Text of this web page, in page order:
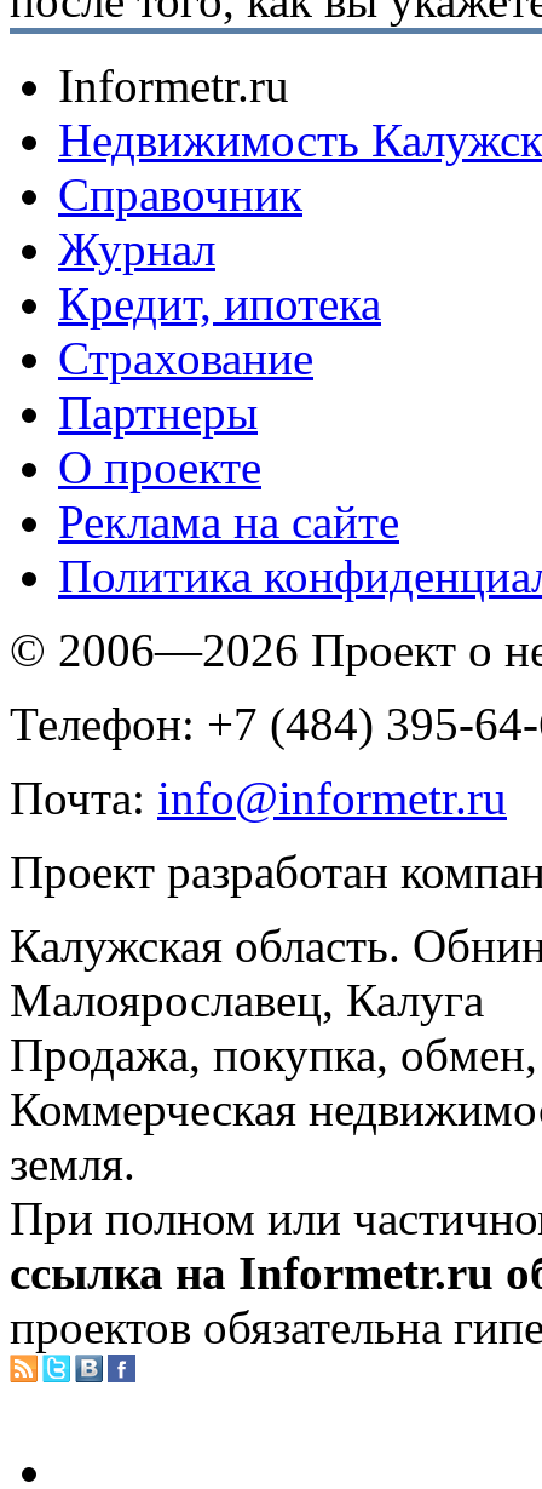
Informetr.ru
Недвижимость
Справочник
Журнал
Кредит, ипотека
Страхование
Партнеры
O проекте
Реклама на сайте
Политика
© 2006—2026 Проект о
Телефон: +7 (484) 395-
Почта: info@informetr.ru
Проект разработан
Калужская область.
Малоярославец, Калуга
Продажа, покупка, обмен,
Коммерческая
земля.
При полном или
ссылка на Informetr.ru
проектов обязательна